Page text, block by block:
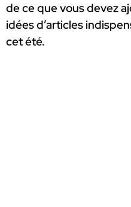
de ce que vous devez
idées d’articles
cet été.